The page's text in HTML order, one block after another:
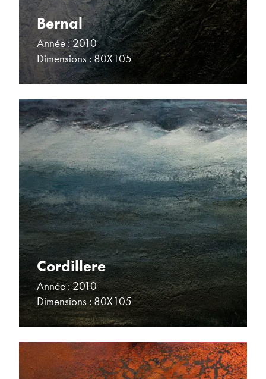
Bernal
Année : 2010
Dimensions : 80X105
Cordillere
Année : 2010
Dimensions : 80X105